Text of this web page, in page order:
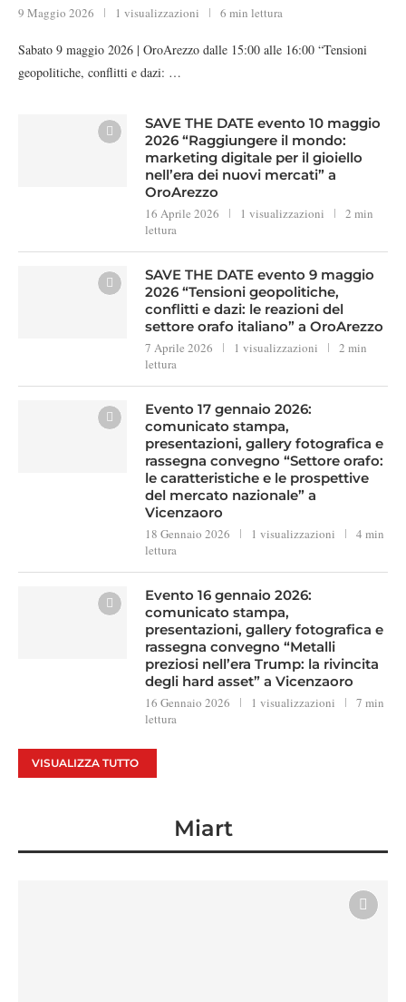
9 Maggio 2026 1 visualizzazioni 6 min lettura
Sabato 9 maggio 2026 | OroArezzo dalle 15:00 alle 16:00 “Tensioni
geopolitiche, conflitti e dazi: …
SAVE THE DATE evento 10 maggio
2026 “Raggiungere il mondo:
marketing digitale per il gioiello
nell’era dei nuovi mercati” a
OroArezzo
16 Aprile 2026 1 visualizzazioni
2 min
lettura
SAVE THE DATE evento 9 maggio
2026 “Tensioni geopolitiche,
conflitti e dazi: le reazioni del
settore orafo italiano” a OroArezzo
7 Aprile 2026 1 visualizzazioni
2 min
lettura
Evento 17 gennaio 2026:
comunicato stampa,
presentazioni, gallery fotografica e
rassegna convegno “Settore orafo:
le caratteristiche e le prospettive
del mercato nazionale” a
Vicenzaoro
18 Gennaio 2026 1 visualizzazioni
4 min
lettura
Evento 16 gennaio 2026:
comunicato stampa,
presentazioni, gallery fotografica e
rassegna convegno “Metalli
preziosi nell’era Trump: la rivincita
degli hard asset” a Vicenzaoro
16 Gennaio 2026 1 visualizzazioni
7 min
lettura
VISUALIZZA TUTTO
Miart